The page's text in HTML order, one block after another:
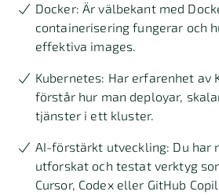
Docker: Är välbekant med
containerisering fungerar och
effektiva images.
Kubernetes: Har erfarenhet av
förstår hur man deployar,
tjänster i ett kluster.
AI-förstärkt utveckling: Du har
utforskat och testat verktyg
Cursor, Codex eller GitHub